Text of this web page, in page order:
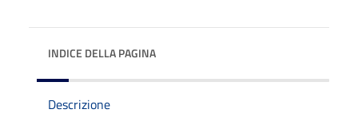
INDICE DELLA PAGINA
Descrizione